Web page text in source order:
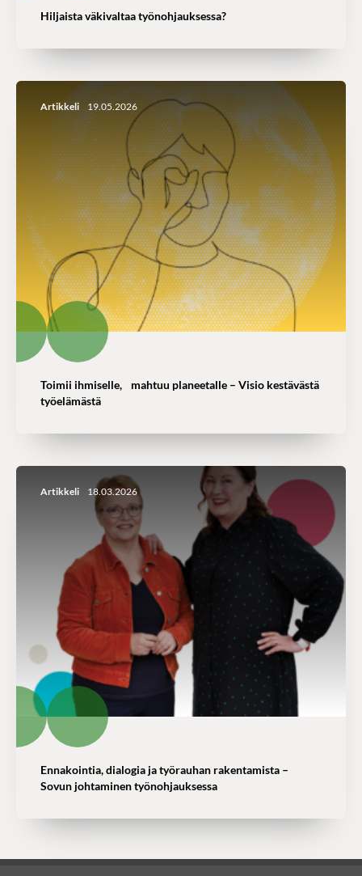
Hiljaista väkivaltaa työnohjauksessa?
Artikkeli 19.05.2026
Toimii ihmiselle, mahtuu planeetalle – Visio kestävästä
työelämästä
Artikkeli 18.03.2026
Ennakointia, dialogia ja työrauhan rakentamista –
Sovun johtaminen työnohjauksessa